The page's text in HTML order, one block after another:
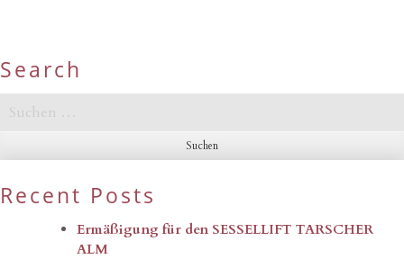
Search
Suchen
nach:
Recent Posts
Ermäßigung für den SESSELLIFT TARSCHER
ALM